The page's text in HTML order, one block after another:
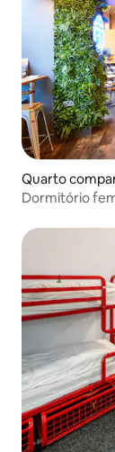
Quarto
Dormitório